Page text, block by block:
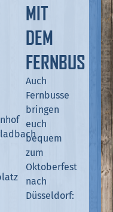
MIT
DEM
FERNBUS
Auch
Fernbusse
bringen
euch
bequem
zum
Oktoberfest
nach
Düsseldorf: